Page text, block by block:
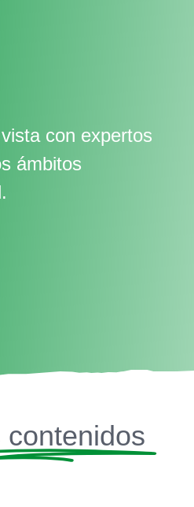
con expertos
ámbitos
contenidos